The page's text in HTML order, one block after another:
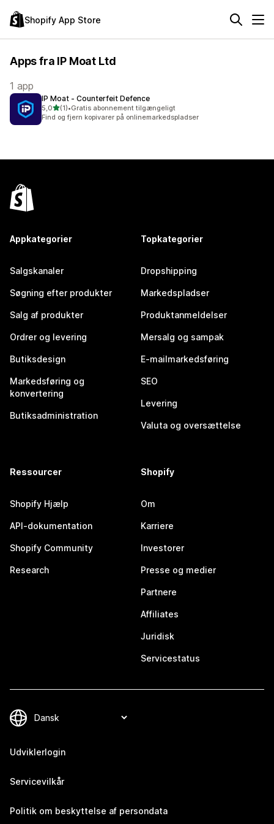
Shopify App Store
Apps fra IP Moat Ltd
1 app
IP Moat ‑ Counterfeit Defence
5,0ud af 5 stjerner
(1)
1 anmeldelser i alt
•Gratis abonnement tilgængeligt
Find og fjern kopivarer på onlinemarkedspladser
Appkategorier
Salgskanaler
Søgning efter produkter
Salg af produkter
Ordrer og levering
Butiksdesign
Markedsføring og
konvertering
Butiksadministration
Topkategorier
Dropshipping
Markedspladser
Produktanmeldelser
Mersalg og sampak
E-mailmarkedsføring
SEO
Levering
Valuta og oversættelse
Ressourcer
Shopify Hjælp
API-dokumentation
Shopify Community
Research
Shopify
Om
Karriere
Investorer
Presse og medier
Partnere
Affiliates
Juridisk
Servicestatus
Udviklerlogin
Servicevilkår
Politik om beskyttelse af persondata